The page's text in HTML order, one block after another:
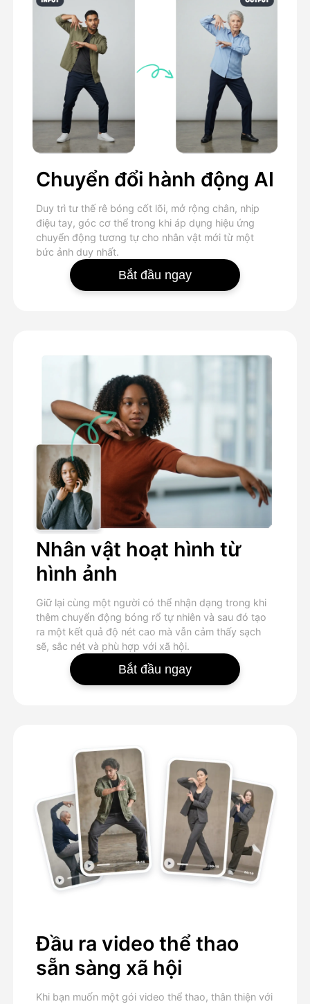
Chuyển đổi hành động AI
Duy trì tư thế rê bóng cốt lõi, mở rộng chân, nhịp
điệu tay, góc cơ thể trong khi áp dụng hiệu ứng
chuyển động tương tự cho nhân vật mới từ một
bức ảnh duy nhất.
Bắt đầu ngay
Nhân vật hoạt hình từ
hình ảnh
Giữ lại cùng một người có thể nhận dạng trong khi
thêm chuyển động bóng rổ tự nhiên và sau đó tạo
ra một kết quả độ nét cao mà vẫn cảm thấy sạch
sẽ, sắc nét và phù hợp với xã hội.
Bắt đầu ngay
Đầu ra video thể thao
sẵn sàng xã hội
Khi bạn muốn một gói video thể thao, thân thiện với